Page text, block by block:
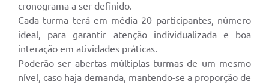
cronograma a ser definido.
Cada turma terá em média 20 participantes, número
ideal, para garantir atenção individualizada e boa
interação em atividades práticas.
Poderão ser abertas múltiplas turmas de um mesmo
nível, caso haja demanda, mantendo-se a proporção de